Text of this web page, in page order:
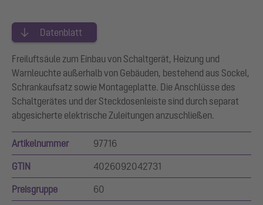
Datenblatt
Freiluftsäule zum Einbau von Schaltgerät, Heizung und
Warnleuchte außerhalb von Gebäuden, bestehend aus Sockel,
Schrankaufsatz sowie Montageplatte. Die Anschlüsse des
Schaltgerätes und der Steckdosenleiste sind durch separat
abgesicherte elektrische Zuleitungen anzuschließen.
Artikelnummer 97716
GTIN 4026092042731
Preisgruppe 60